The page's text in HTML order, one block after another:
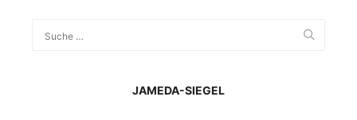
JAMEDA-SIEGEL